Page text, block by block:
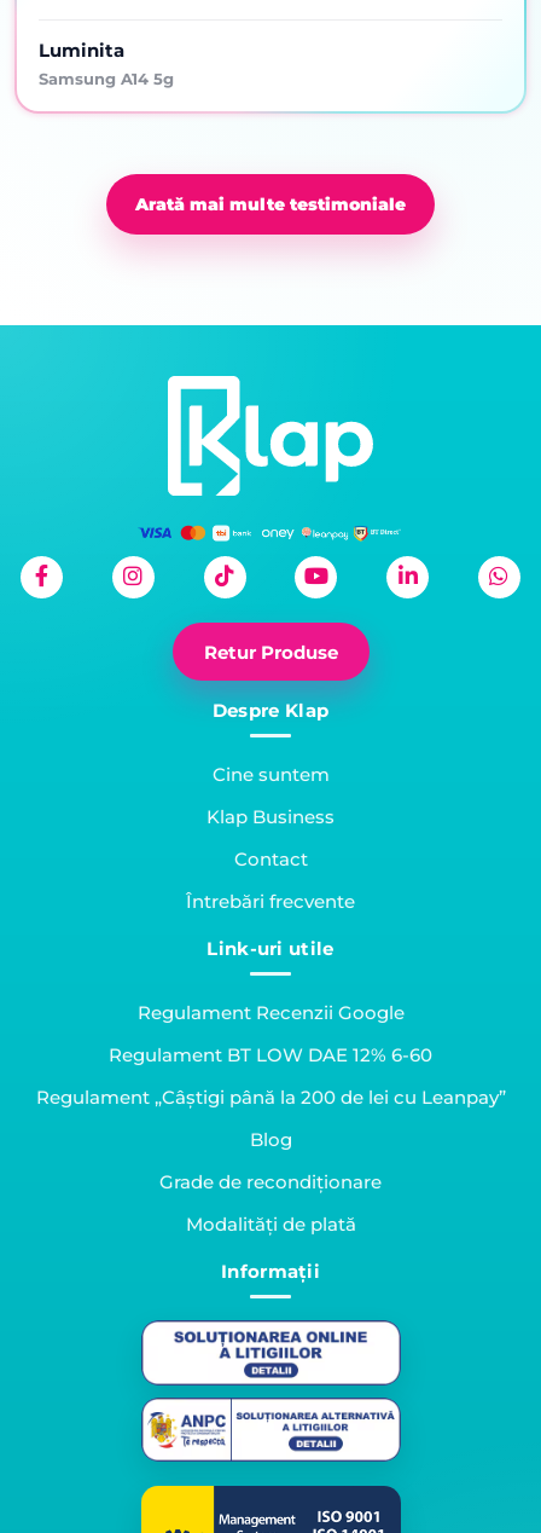
Luminita
Samsung A14 5g
Arată mai multe testimoniale
Retur Produse
Despre Klap
Cine suntem
Klap Business
Contact
Întrebări frecvente
Link-uri utile
Regulament Recenzii Google
Regulament BT LOW DAE 12% 6-60
Regulament „Câștigi până la 200 de lei cu Leanpay”
Blog
Grade de recondiționare
Modalități de plată
Informații